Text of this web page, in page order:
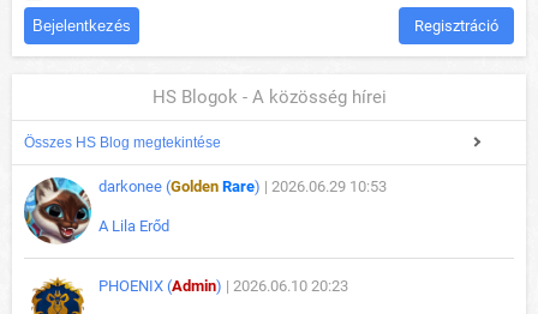
Regisztráció
HS Blogok - A közösség hírei
Összes HS Blog megtekintése
darkonee (Golden Rare) | 2026.06.29 10:53
A Lila Erőd
PHOENIX (Admin) | 2026.06.10 20:23